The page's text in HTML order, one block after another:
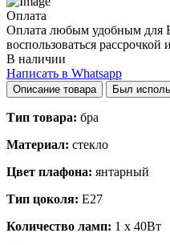
Оплата
Оплата любым удобным для
воспользоваться
В наличии
Написать в Whatsapp
Описание товара Был
Тип товара: бра
Материал: стекло
Цвет плафона: янтарный
Тип цоколя: E27
Количество ламп: 1 x 40Вт